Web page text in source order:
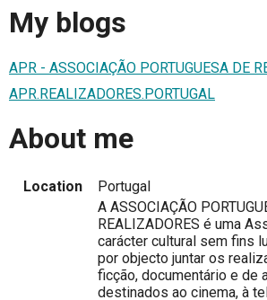
My blogs
APR - ASSOCIAÇÃO PORTUGUESA DE
APR.REALIZADORES.PORTUGAL
About me
Location Portugal
A ASSOCIAÇÃO
REALIZADORES é uma
carácter cultural sem fins
por objecto juntar os
ficção, documentário e de
destinados ao cinema, à